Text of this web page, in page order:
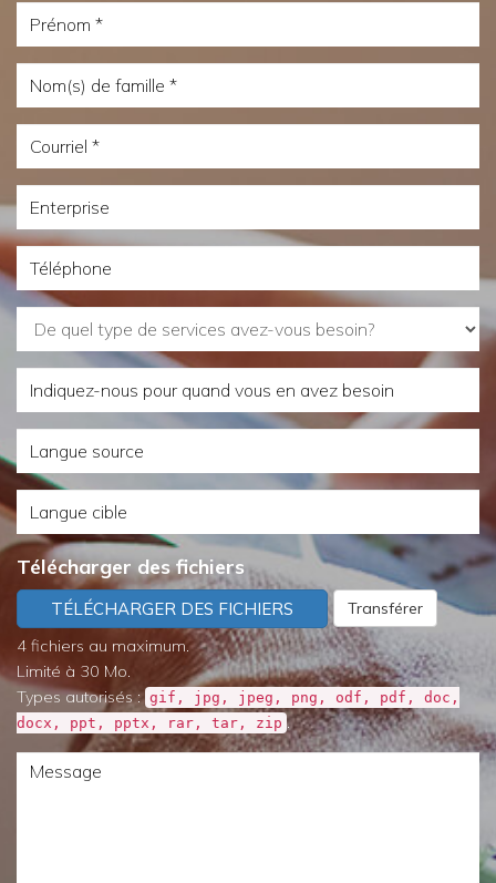
Prénom
Nom(s)
de
famille
Courriel
Enterprise
Téléphone
De
quel
type
services
avez-
vous
besoin?
Indiquez-
nous
pour
quand
vous
en
avez
besoin
Langue
source
Langue
cible
Télécharger des fichiers
TÉLÉCHARGER DES FICHIERS
Transférer
4 fichiers au maximum.
Limité à 30 Mo.
Types autorisés : gif, jpg, jpeg, png, odf, pdf, doc,
docx, ppt, pptx, rar, tar, zip .
Message